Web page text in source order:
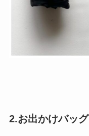
2.お出かけバッグ